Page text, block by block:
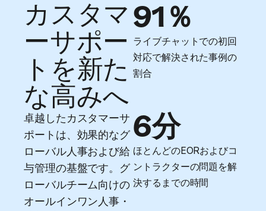
カスタマ
ーサポー
トを新た
な高みへ
卓越したカスタマーサ
ポートは、効果的なグ
ローバル人事および給
与管理の基盤です。グ
ローバルチーム向けの
オールインワン人事・
91％
ライブチャットでの初回
対応で解決された事例の
割合
6分
ほとんどのEORおよびコ
ントラクターの問題を解
決するまでの時間